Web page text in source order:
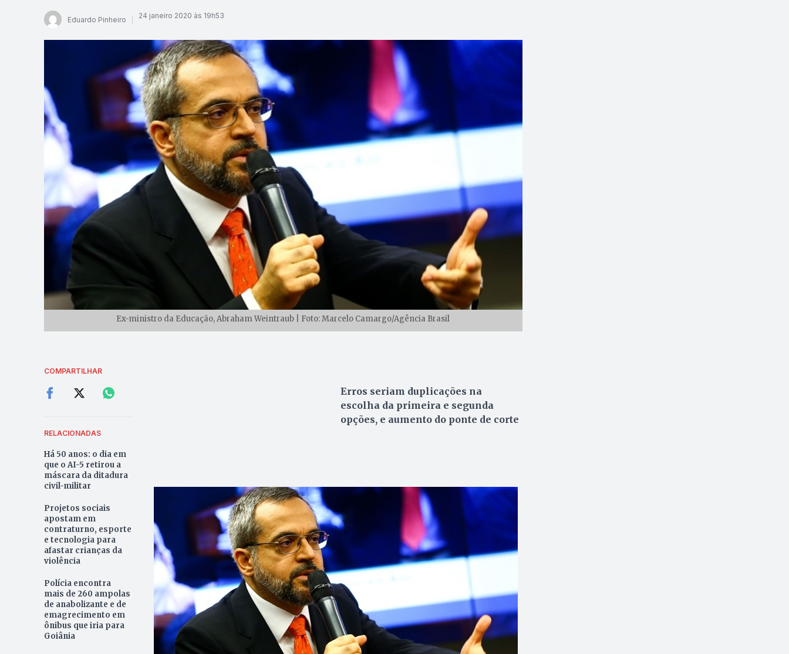
Eduardo Pinheiro 24 janeiro 2020 às 19h53
Ex-ministro da Educação, Abraham Weintraub | Foto: Marcelo Camargo/Agência Brasil
COMPARTILHAR
RELACIONADAS
Há 50 anos: o dia em
que o AI-5 retirou a
máscara da ditadura
civil-militar
Projetos sociais
apostam em
contraturno, esporte
e tecnologia para
afastar crianças da
violência
Polícia encontra
mais de 260 ampolas
de anabolizante e de
emagrecimento em
ônibus que iria para
Goiânia
Erros seriam duplicações na
escolha da primeira e segunda
opções, e aumento do ponte de corte